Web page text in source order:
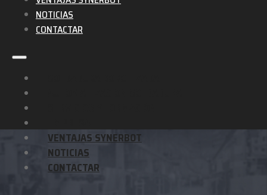
NOTICIAS
CONTACTAR
VENTAJAS SYNERBOT
NOTICIAS
CONTACTAR